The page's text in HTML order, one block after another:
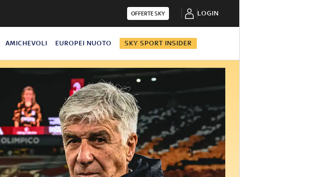
OFFERTE SKY LOGIN
AMICHEVOLI EUROPEI NUOTO SKY SPORT INSIDER